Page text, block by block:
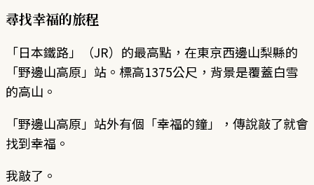
尋找幸福的旅程
「日本鐵路」（JR）的最高點，在東京西邊山梨縣的
「野邊山高原」站。標高1375公尺，背景是覆蓋白雪
的高山。
「野邊山高原」站外有個「幸福的鐘」，傳說敲了就會
找到幸福。
我敲了。